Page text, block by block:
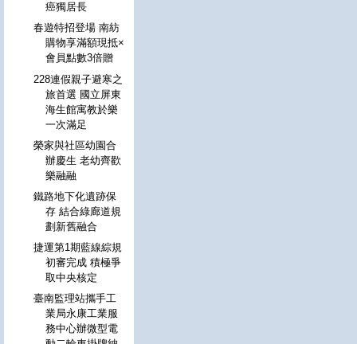
癌獨居長
春遊特招登場 南紡
購物享滿額現抵×
會員點數3倍贈
228連假親子避寒之
旅首選 國立屏東
海生館寓教於樂
一次滿足
榮家與社區幼園合
辦慶生 老幼齊歡
樂融融
鐵路地下化遺跡保
存 結合綠廊道規
劃新舊融合
捷運第1期藍線綜規
初審完成 積極爭
取中央核定
臺南監理站攜手工
業局永康工業服
務中心辦微型電